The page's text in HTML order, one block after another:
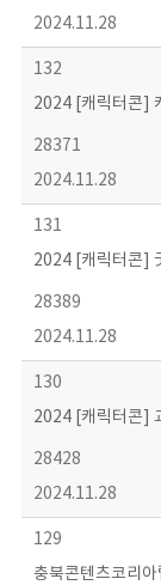
2024.11.28
132
2024 [캐릭터콘]
28371
2024.11.28
131
2024 [캐릭터콘]
28389
2024.11.28
130
2024 [캐릭터콘]
28428
2024.11.28
129
충북콘텐츠코리아